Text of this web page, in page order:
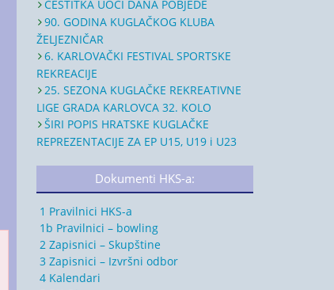
ČESTITKA UOČI DANA POBJEDE
90. GODINA KUGLAČKOG KLUBA
ŽELJEZNIČAR
6. KARLOVAČKI FESTIVAL SPORTSKE
REKREACIJE
25. SEZONA KUGLAČKE REKREATIVNE
LIGE GRADA KARLOVCA 32. KOLO
ŠIRI POPIS HRATSKE KUGLAČKE
REPREZENTACIJE ZA EP U15, U19 i U23
Dokumenti HKS-a:
1 Pravilnici HKS-a
1b Pravilnici – bowling
2 Zapisnici – Skupštine
3 Zapisnici – Izvršni odbor
4 Kalendari